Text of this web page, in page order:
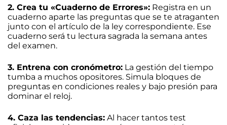
2. Crea tu «Cuaderno de Errores»: Registra en un
cuaderno aparte las preguntas que se te atraganten
junto con el artículo de la ley correspondiente. Ese
cuaderno será tu lectura sagrada la semana antes
del examen.
3. Entrena con cronómetro: La gestión del tiempo
tumba a muchos opositores. Simula bloques de
preguntas en condiciones reales y bajo presión para
dominar el reloj.
4. Caza las tendencias: Al hacer tantos test